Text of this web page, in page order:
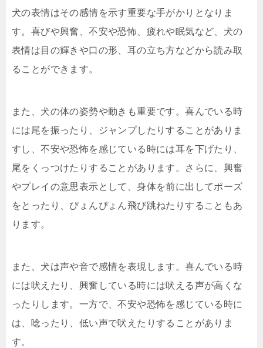
犬の表情はその感情を示す重要な手がかりとなりま
す。喜びや興奮、不安や恐怖、疲れや眠気など、犬の
表情は目の輝きや口の形、耳の立ち方などから読み取
ることができます。
また、犬の体の姿勢や動きも重要です。喜んでいる時
には尾を振ったり、ジャンプしたりすることがありま
すし、不安や恐怖を感じている時には耳を下げたり、
尾をくっつけたりすることがあります。さらに、興奮
やプレイの意思表示として、身体を前に出してポーズ
をとったり、ぴょんぴょん飛び跳ねたりすることもあ
ります。
また、犬は声や音で感情を表現します。喜んでいる時
には吠えたり、興奮している時には吠える声が高くな
ったりします。一方で、不安や恐怖を感じている時に
は、唸ったり、低い声で吠えたりすることがありま
す。